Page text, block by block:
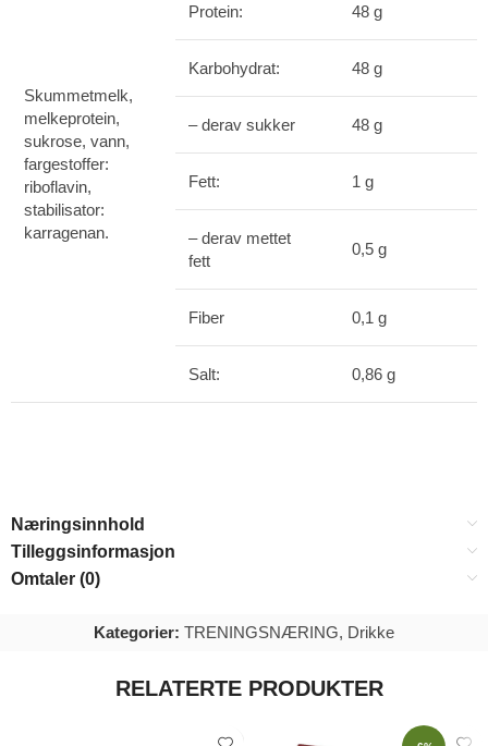
Skummetmelk,
melkeprotein,
sukrose, vann,
fargestoffer:
riboflavin,
stabilisator:
karragenan.
Protein: 48 g
Karbohydrat: 48 g
– derav sukker 48 g
Fett: 1 g
– derav mettet
fett
0,5 g
Fiber 0,1 g
Salt: 0,86 g
Næringsinnhold
Tilleggsinformasjon
Omtaler (0)
Kategorier: TRENINGSNÆRING, Drikke
RELATERTE PRODUKTER